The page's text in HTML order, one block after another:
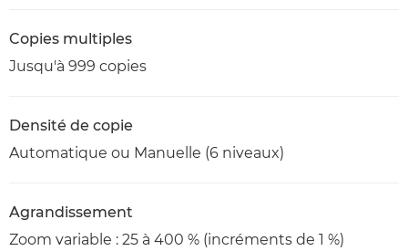
Copies multiples
Jusqu'à 999 copies
Densité de copie
Automatique ou Manuelle (6 niveaux)
Agrandissement
Zoom variable : 25 à 400 % (incréments de 1 %)